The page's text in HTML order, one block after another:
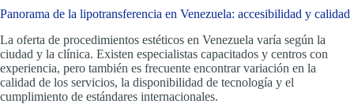
Panorama de la lipotransferencia en Venezuela: accesibilidad y calidad
La oferta de procedimientos estéticos en Venezuela varía según la
ciudad y la clínica. Existen especialistas capacitados y centros con
experiencia, pero también es frecuente encontrar variación en la
calidad de los servicios, la disponibilidad de tecnología y el
cumplimiento de estándares internacionales.